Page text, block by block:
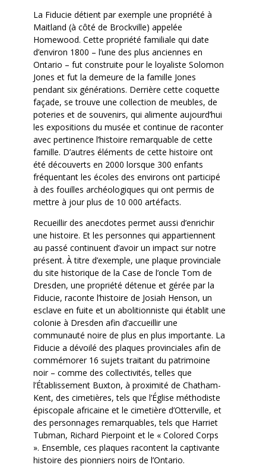
La Fiducie détient par exemple une propriété à
Maitland (à côté de Brockville) appelée
Homewood. Cette propriété familiale qui date
d’environ 1800 – l’une des plus anciennes en
Ontario – fut construite pour le loyaliste Solomon
Jones et fut la demeure de la famille Jones
pendant six générations. Derrière cette coquette
façade, se trouve une collection de meubles, de
poteries et de souvenirs, qui alimente aujourd’hui
les expositions du musée et continue de raconter
avec pertinence l’histoire remarquable de cette
famille. D’autres éléments de cette histoire ont
été découverts en 2000 lorsque 300 enfants
fréquentant les écoles des environs ont participé
à des fouilles archéologiques qui ont permis de
mettre à jour plus de 10 000 artéfacts.
Recueillir des anecdotes permet aussi d’enrichir
une histoire. Et les personnes qui appartiennent
au passé continuent d’avoir un impact sur notre
présent. À titre d’exemple, une plaque provinciale
du site historique de la Case de l’oncle Tom de
Dresden, une propriété détenue et gérée par la
Fiducie, raconte l’histoire de Josiah Henson, un
esclave en fuite et un abolitionniste qui établit une
colonie à Dresden afin d’accueillir une
communauté noire de plus en plus importante. La
Fiducie a dévoilé des plaques provinciales afin de
commémorer 16 sujets traitant du patrimoine
noir – comme des collectivités, telles que
l’Établissement Buxton, à proximité de Chatham-
Kent, des cimetières, tels que l’Église méthodiste
épiscopale africaine et le cimetière d’Otterville, et
des personnages remarquables, tels que Harriet
Tubman, Richard Pierpoint et le « Colored Corps
». Ensemble, ces plaques racontent la captivante
histoire des pionniers noirs de l’Ontario.